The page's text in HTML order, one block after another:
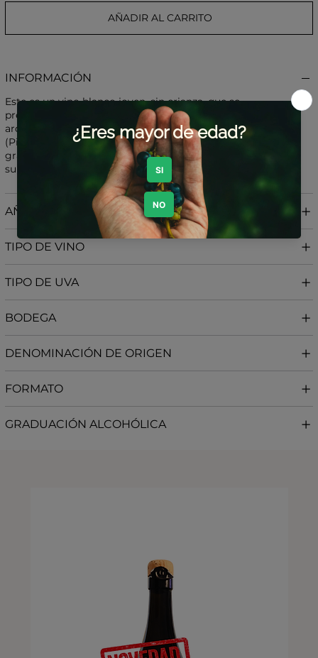
AÑADIR AL CARRITO
INFORMACIÓN
Este es un vino blanco joven, sin crianza, que se
presenta ligero y crujiente, con un estilo seco, afrutado y
aromático. Está elaborado con 100 % Grauer Burgunder
(Pinot Gris), variedad que aporta frescura, notas frutales y
gran expresividad. Un vino ideal para disfrutar por
su equilibrio y versatilidad gastronómica.
AÑADA
TIPO DE VINO
TIPO DE UVA
BODEGA
DENOMINACIÓN DE ORIGEN
FORMATO
GRADUACIÓN ALCOHÓLICA